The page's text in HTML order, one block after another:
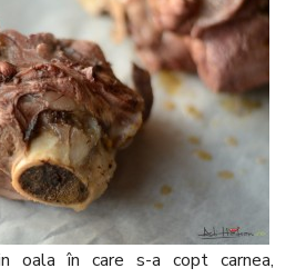
oala în care s-a copt carnea,